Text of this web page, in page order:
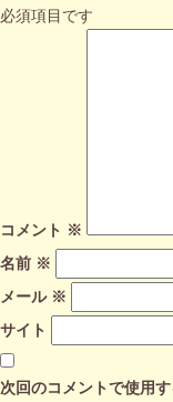
必須項目です
コメント ※
名前 ※
メール ※
サイト
次回のコメントで使用